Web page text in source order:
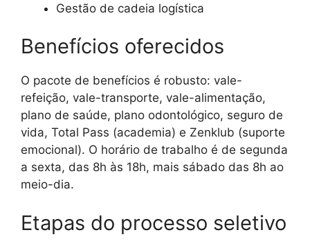
Gestão de cadeia logística
Benefícios oferecidos
O pacote de benefícios é robusto: vale-
refeição, vale-transporte, vale-alimentação,
plano de saúde, plano odontológico, seguro de
vida, Total Pass (academia) e Zenklub (suporte
emocional). O horário de trabalho é de segunda
a sexta, das 8h às 18h, mais sábado das 8h ao
meio-dia.
Etapas do processo seletivo